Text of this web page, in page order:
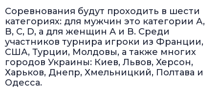
Соревнования будут проходить в шести
категориях: для мужчин это категории А,
B, C, D, а для женщин A и B. Среди
участников турнира игроки из Франции,
США, Турции, Молдовы, а также многих
городов Украины: Киев, Львов, Херсон,
Харьков, Днепр, Хмельницкий, Полтава и
Одесса.